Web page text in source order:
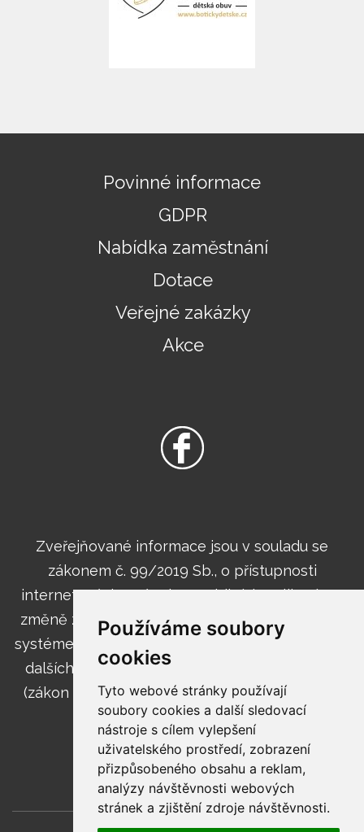
Používáme soubory
cookies
Tyto webové stránky používají
soubory cookies a další sledovací
nástroje s cílem vylepšení
uživatelského prostředí, zobrazení
přizpůsobeného obsahu a reklam,
analýzy návštěvnosti webových
stránek a zjištění zdroje návštěvnosti.
Povinné informace
GDPR
Nabídka zaměstnání
Dotace
Veřejné zakázky
Akce
Zveřejňované informace jsou v souladu se
zákonem č. 99/2019 Sb., o přístupnosti
internetových stránek a mobilních aplikací a o
změně zákona č. 365/2000 Sb., o informačních
systémech veřejné správy a o změně některých
dalších zákonů, ve znění pozdějších předpisů
(zákon o přístupnosti internetových stránek a
mobilních aplikací).